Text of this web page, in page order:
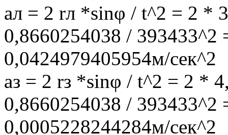
aл = 2 rл *sinφ / t^2 = 2 *
0,8660254038 / 393433^2
0,0424979405954м/сек^2
aз = 2 rз *sinφ / t^2 = 2 *
0,8660254038 / 393433^2
0,0005228244284м/сек^2